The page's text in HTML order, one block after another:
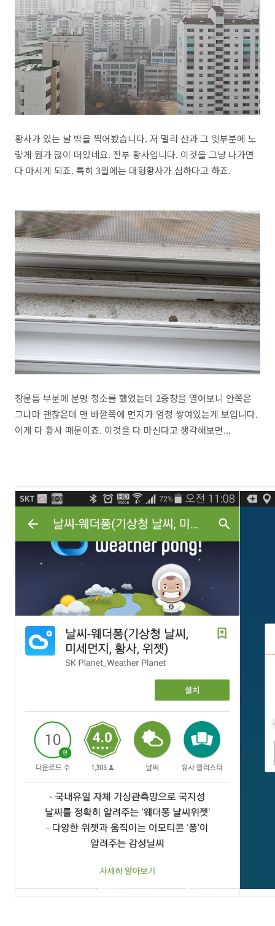
황사가 있는 날 밖을 찍어봤습니다. 저 멀리 산과 그 윗부분에 노
랗게 뭔가 많이 떠있네요. 전부 황사입니다. 이것을 그냥 나가면
다 마시게 되죠. 특히 3월에는 대형황사가 심하다고 하죠.
창문틈 부분에 분명 청소를 했었는데 2중창을 열어보니 안쪽은
그나마 괜찮은데 맨 바깥쪽에 먼지가 엄청 쌓여있는게 보입니다.
이게 다 황사 때문이죠. 이것을 다 마신다고 생각해보면...